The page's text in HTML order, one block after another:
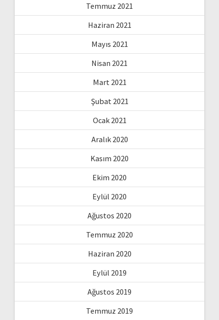
Temmuz 2021
Haziran 2021
Mayıs 2021
Nisan 2021
Mart 2021
Şubat 2021
Ocak 2021
Aralık 2020
Kasım 2020
Ekim 2020
Eylül 2020
Ağustos 2020
Temmuz 2020
Haziran 2020
Eylül 2019
Ağustos 2019
Temmuz 2019